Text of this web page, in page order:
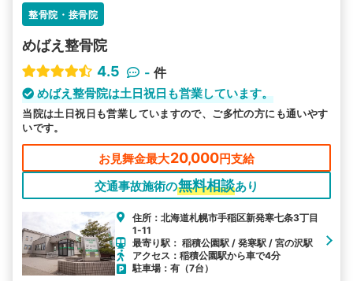
整骨院・接骨院
めばえ整骨院
4.5
- 件
めばえ整骨院は土日祝日も営業しています。
当院は土日祝日も営業していますので、ご多忙の方にも通いやす
いです。
お見舞金最大20,000円支給
交通事故施術の無料相談あり
住所：北海道札幌市手稲区新発寒七条3丁目
1-11
最寄り駅： 稲積公園駅 / 発寒駅 / 宮の沢駅
アクセス：稲積公園駅から車で4分
駐車場：有（7台）